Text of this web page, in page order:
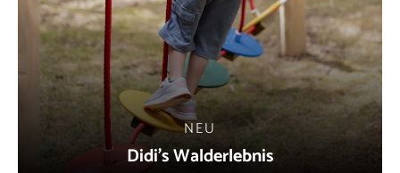
NEU
Didi's Walderlebnis